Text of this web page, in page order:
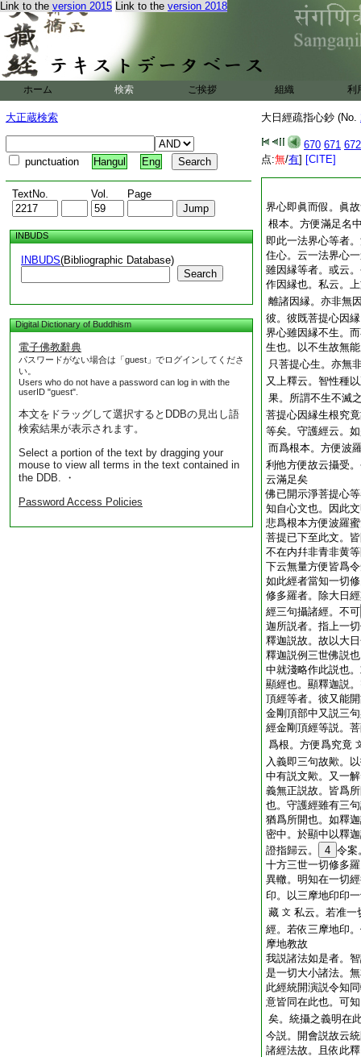
Link to the version 2015 Link to the version 2018
ホーム 検索 ご挨拶 組織 利
大正蔵検索
punctuation Hangul Eng
TextNo. Vol. Page
INBUDS
INBUDS(Bibliographic Database)
Search
Digital Dictionary of Buddhism
電子佛教辭典
パスワードがない場合は「guest」でログインしてくださ
い。
Users who do not have a password can log in with the
userID "guest".
本文をドラッグして選択するとDDBの見出し語
検索結果が表示されます。
Select a portion of the text by dragging your
mouse to view all terms in the text contained in
the DDB. ・
Password Access Policies
大日經疏指心鈔 (No.
670 671 672
点:無/有] [CITE]
界心即眞而假。眞
根本。方便滿足名
即此一法界心等者
住心。云一法界心
雖因縁等者。或云
作因縁也。私云。
離諸因縁。亦非無
彼。彼既菩提心因
界心雖因縁不生。
生也。以不生故無
只菩提心生。亦無
又上釋云。智性種
果。所謂不生不滅
菩提心因縁生根究
等矣。守護經云。
而爲根本。方便波
利他方便故云攝受
云滿足矣
佛已開示淨菩提心
知自心文也。因此
悲爲根本方便波羅
菩提已下至此文。
不在内幷非青非黄
下云無量方便皆爲
如此經者當知一切
修多羅者。除大日
經三句攝諸經。不可
迦所説者。指上一
釋迦説故。故以大
釋迦説例三世佛説
中就淺略作此説也
顯經也。顯釋迦説
頂經等者。彼又能
金剛頂部中又説三
經金剛頂經等説。
爲根。方便爲究竟
入義即三句故歟。
中有説文歟。又一
義無正説故。皆爲
也。守護經雖有三
猶爲所開也。如釋
密中。於顯中以釋
證指歸云。
4 令案
十方三世一切修多
異轍。明知在一切
印。以三摩地印印
藏 文 私云。若准一
經。若依三摩地印
摩地教故
我説諸法如是者。
是一切大小諸法。
此經統開演説令知
意皆同在此也。可
矣。統攝之義明在
今説。開會説故云
諸經法故。且依此